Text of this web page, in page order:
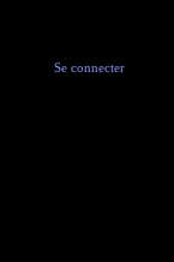
Se connecter